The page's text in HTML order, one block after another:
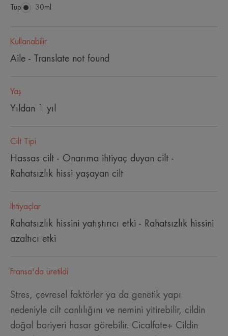
Tüp Tüp
30ml
Kullanabilir
Aile - Translate not found
Yaş
Yıldan 1 yıl
Cilt Tipi
Hassas cilt - Onarıma ihtiyaç duyan cilt -
Rahatsızlık hissi yaşayan cilt
İhtiyaçlar
Rahatsızlık hissini yatıştırıcı etki - Rahatsızlık hissini
azaltıcı etki
Fransa'da üretildi
Stres, çevresel faktörler ya da genetik yapı
nedeniyle cilt canlılığını ve nemini yitirebilir, cildin
doğal bariyeri hasar görebilir. Cicalfate+ Cildin